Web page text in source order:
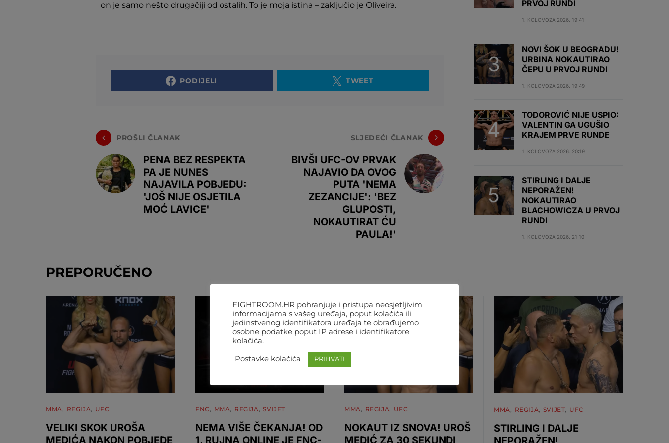
on je samo nešto drugačiji od ostalih. To je moja istina – zaključio je Oliveira.
PODIJELI TWEET
PROŠLI ČLANAK
PENA BEZ RESPEKTA
PA JE NUNES
NAJAVILA POBJEDU:
'JOŠ NIJE OSJETILA
MOĆ LAVICE'
SLJEDEĆI ČLANAK
BIVŠI UFC-OV PRVAK
NAJAVIO DA OVOG
PUTA 'NEMA
ZEZANCIJE': 'BEZ
GLUPOSTI,
NOKAUTIRAT ĆU
PAULA!'
PRVOJ RUNDI
1. KOLOVOZA 2026. 19:41
NOVI ŠOK U BEOGRADU!
URBINA NOKAUTIRAO
ČEPU U PRVOJ RUNDI
1. KOLOVOZA 2026. 19:49
TODOROVIĆ NIJE USPIO:
VALENTIN GA UGUŠIO
KRAJEM PRVE RUNDE
1. KOLOVOZA 2026. 20:19
STIRLING I DALJE
NEPORAŽEN!
NOKAUTIRAO
BLACHOWICZA U PRVOJ
RUNDI
1. KOLOVOZA 2026. 21:10
PREPORUČENO
MMA REGIJA UFC
VELIKI SKOK UROŠA
MEDIĆA NAKON POBJEDE
FNC MMA REGIJA SVIJET
NEMA VIŠE ČEKANJA! OD
1. RUJNA ONLINE JE FNC-
MMA REGIJA UFC
NOKAUT IZ SNOVA! UROŠ
MEDIĆ ZA 30 SEKUNDI
MMA REGIJA SVIJET UFC
STIRLING I DALJE
NEPORAŽEN!
FIGHTROOM.HR pohranjuje i pristupa neosjetljivim
informacijama s vašeg uređaja, poput kolačića ili
jedinstvenog identifikatora uređaja te obrađujemo
osobne podatke poput IP adrese i identifikatore
kolačića.
Postavke kolačića PRIHVATI